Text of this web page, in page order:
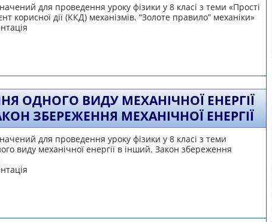
для проведення уроку фізики у 8 класі з теми «Прості
корисної дії (ККД) механізмів. “Золоте правило” механіки»
механізми. Коефіцієнт корисної дії (ККД) механізмів.
ОДНОГО ВИДУ МЕХАНІЧНОЇ ЕНЕРГІЇ
ЗБЕРЕЖЕННЯ МЕХАНІЧНОЇ ЕНЕРГІЇ
для проведення уроку фізики у 8 класі з теми
виду механічної енергії в інший. Закон збереження
одного виду механічної енергії в інший. Закон